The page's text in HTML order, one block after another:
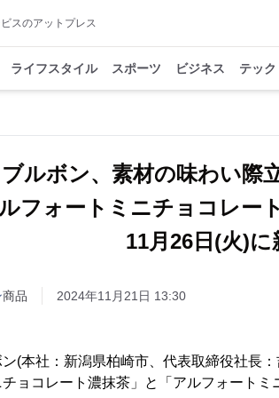
スのアットプレス
ライフスタイル スポーツ ビジネス テック
ブルボン、素材の味わい際
ルフォートミニチョコレー
11月26日(火)に
商品 2024年11月21日 13:30
(本社：新潟県柏崎市、代表取締役社長
ョコレート濃抹茶」と「アルフォート